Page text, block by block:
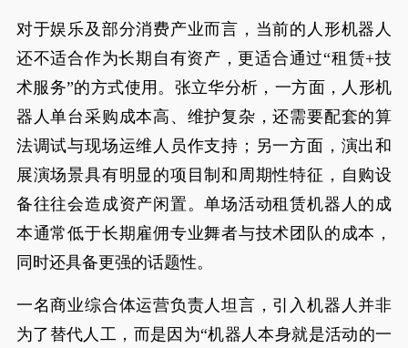
对于娱乐及部分消费产业而言，当前的人形机器人
还不适合作为长期自有资产，更适合通过“租赁+技
术服务”的方式使用。张立华分析，一方面，人形机
器人单台采购成本高、维护复杂，还需要配套的算
法调试与现场运维人员作支持；另一方面，演出和
展演场景具有明显的项目制和周期性特征，自购设
备往往会造成资产闲置。单场活动租赁机器人的成
本通常低于长期雇佣专业舞者与技术团队的成本，
同时还具备更强的话题性。
一名商业综合体运营负责人坦言，引入机器人并非
为了替代人工，而是因为“机器人本身就是活动的一